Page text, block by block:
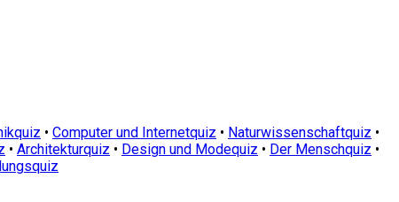
• Computer und Internetquiz • Naturwissenschaftquiz •
• Architekturquiz • Design und Modequiz • Der Menschquiz •